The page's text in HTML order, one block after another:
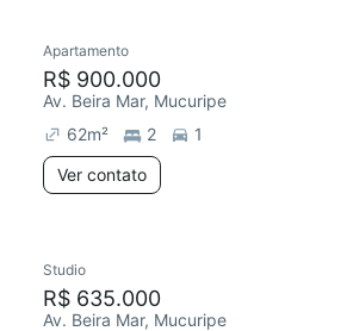
Apartamento
R$ 900.000
Av. Beira Mar, Mucuripe
62m² 2
1
Ver contato
Studio
R$ 635.000
Av. Beira Mar, Mucuripe